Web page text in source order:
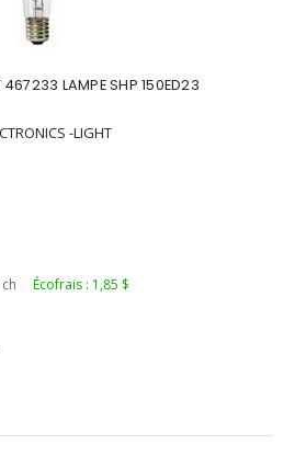
467233 LAMPE SHP 150ED23
-LIGHT
Écofrais : 1,85 $